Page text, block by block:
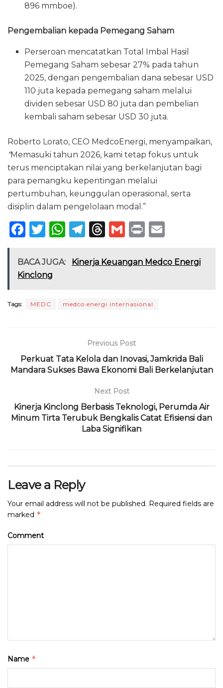
896 mmboe).
Pengembalian kepada Pemegang Saham
Perseroan mencatatkan Total Imbal Hasil
Pemegang Saham sebesar 27% pada tahun
2025, dengan pengembalian dana sebesar USD
110 juta kepada pemegang saham melalui
dividen sebesar USD 80 juta dan pembelian
kembali saham sebesar USD 30 juta.
Roberto Lorato, CEO MedcoEnergi, menyampaikan,
“Memasuki tahun 2026, kami tetap fokus untuk
terus menciptakan nilai yang berkelanjutan bagi
para pemangku kepentingan melalui
pertumbuhan, keunggulan operasional, serta
disiplin dalam pengelolaan modal.”
F
c
e
o
T
it
te
W
a
p
T
e
m
T
re
s
G
ai
P
n ai
BACA JUGA:
Kinerja Keuangan Medco Energi
Kinclong
Tags: MEDC medco energi internasional
Previous Post
Perkuat Tata Kelola dan Inovasi, Jamkrida Bali
Mandara Sukses Bawa Ekonomi Bali Berkelanjutan
Next Post
Kinerja Kinclong Berbasis Teknologi, Perumda Air
Minum Tirta Terubuk Bengkalis Catat Efisiensi dan
Laba Signifikan
Leave a Reply
Your email address will not be published. Required fields are
marked *
Comment
Name *